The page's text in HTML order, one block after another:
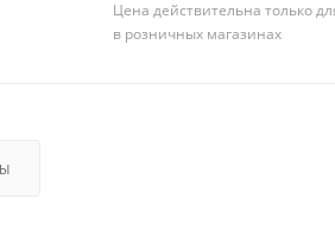
Цена действительна только
в розничных магазинах